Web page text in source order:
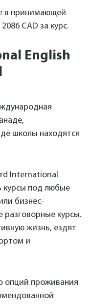
в принимающей
CAD за курс.
English
школы находятся
International
курсы под любые
бизнес-
разговорные курсы.
жизнь, ездят
и
опций проживания